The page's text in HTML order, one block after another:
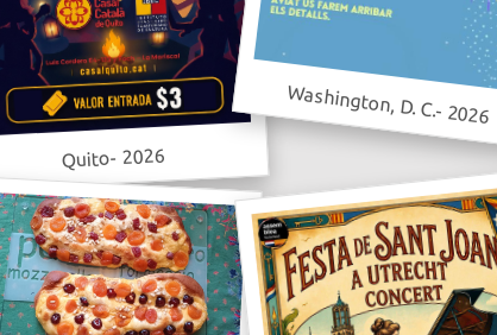
Quito- 2026
Washington, D. C.- 2026